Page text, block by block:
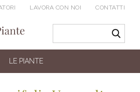
LAVORA CON NOI CONTATTI
LE PIANTE